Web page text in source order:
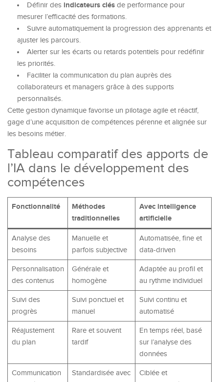
Définir des indicateurs clés de performance pour
mesurer l’efficacité des formations.
Suivre automatiquement la progression des apprenants et
ajuster les parcours.
Alerter sur les écarts ou retards potentiels pour redéfinir
les priorités.
Faciliter la communication du plan auprès des
collaborateurs et managers grâce à des supports
personnalisés.
Cette gestion dynamique favorise un pilotage agile et réactif,
gage d’une acquisition de compétences pérenne et alignée sur
les besoins métier.
Tableau comparatif des apports de
l’IA dans le développement des
compétences
Fonctionnalité
Méthodes
traditionnelles
Avec intelligence
artificielle
Analyse des
besoins
Manuelle et
parfois subjective
Automatisée, fine et
data-driven
Personnalisation
des contenus
Générale et
homogène
Adaptée au profil et
au rythme individuel
Suivi des
progrès
Suivi ponctuel et
manuel
Suivi continu et
automatisé
Réajustement
du plan
Rare et souvent
tardif
En temps réel, basé
sur l’analyse des
données
Communication
Standardisée avec
Ciblée et